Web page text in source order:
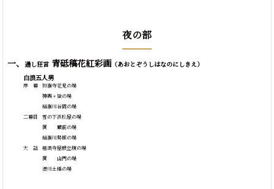
夜の部
一、 通し狂言青砥稿花紅彩画（あおとぞうしはなのにしきえ）
白浪五人男
序 幕
二幕目
大 詰
初瀬寺花見の場
神輿ヶ嶽の場
稲瀬川谷間の場
雪の下浜松屋の場
同 蔵前の場
稲瀬川勢揃の場
極楽寺屋根立腹の場
同 山門の場
滑川土橋の場